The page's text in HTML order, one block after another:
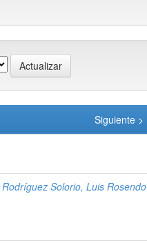
Siguiente >
Rodríguez Solorio, Luis Rosendo